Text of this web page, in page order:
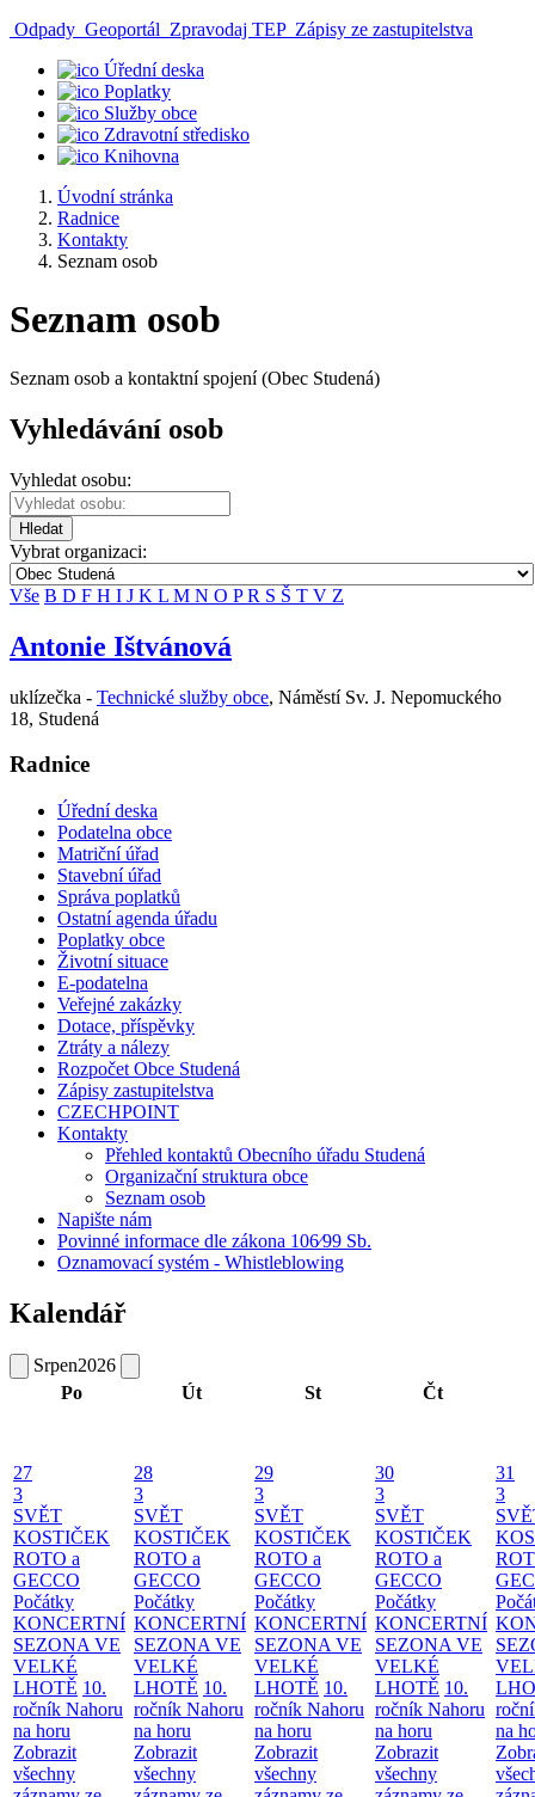
Odpady Geoportál Zpravodaj TEP Zápisy ze zastupitelstva
Úřední deska
Poplatky
Služby obce
Zdravotní středisko
Knihovna
Úvodní stránka
Radnice
Kontakty
Seznam osob
Seznam osob
Seznam osob a kontaktní spojení (Obec Studená)
Vyhledávání osob
Vyhledat osobu:
Hledat
Vybrat organizaci:
Vše B D F H I J K L M N O PR S Š T V Z
Antonie Ištvánová
uklízečka - Technické služby obce, Náměstí Sv. J. Nepomuckého
18, Studená
Radnice
Úřední deska
Podatelna obce
Matriční úřad
Stavební úřad
Správa poplatků
Ostatní agenda úřadu
Poplatky obce
Životní situace
E-podatelna
Veřejné zakázky
Dotace, příspěvky
Ztráty a nálezy
Rozpočet Obce Studená
Zápisy zastupitelstva
CZECHPOINT
Kontakty
Přehled kontaktů Obecního úřadu Studená
Organizační struktura obce
Seznam osob
Napište nám
Povinné informace dle zákona 106⁄99 Sb.
Oznamovací systém - Whistleblowing
Kalendář
Srpen2026
Po
Út St Čt
27
3
SVĚT
KOSTIČEK
ROTO a
GECCO
Počátky
KONCERTNÍ
SEZONA VE
VELKÉ
LHOTĚ 10.
ročník Nahoru
na horu
Zobrazit
všechny
28
3
SVĚT
KOSTIČEK
ROTO a
GECCO
Počátky
KONCERTNÍ
SEZONA VE
VELKÉ
LHOTĚ 10.
ročník Nahoru
na horu
Zobrazit
všechny
29
3
SVĚT
KOSTIČEK
ROTO a
GECCO
Počátky
KONCERTNÍ
SEZONA VE
VELKÉ
LHOTĚ 10.
ročník Nahoru
na horu
Zobrazit
všechny
30
3
SVĚT
KOSTIČEK
ROTO a
GECCO
Počátky
KONCERTNÍ
SEZONA VE
VELKÉ
LHOTĚ 10.
ročník Nahoru
na horu
Zobrazit
všechny
31
3
na